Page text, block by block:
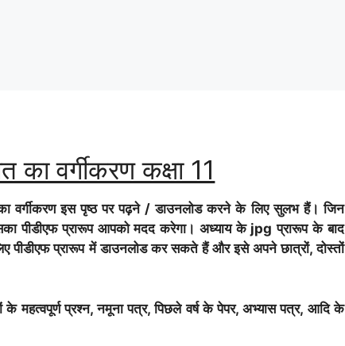
वर्गीकरण कक्षा 11
वर्गीकरण इस पृष्ठ पर पढ़ने / डाउनलोड करने के लिए सुलभ हैं। जिन
पीडीएफ प्रारूप आपको मदद करेगा। अध्याय के jpg प्रारूप के बाद
प्रारूप में डाउनलोड कर सकते हैं और इसे अपने छात्रों, दोस्तों
के महत्वपूर्ण प्रश्न, नमूना पत्र, पिछले वर्ष के पेपर, अभ्यास पत्र, आदि के